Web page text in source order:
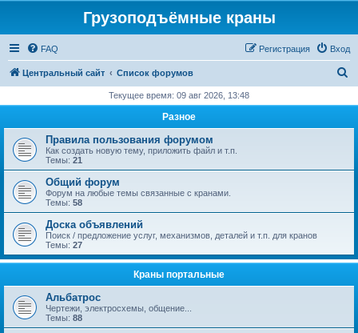
Грузоподъёмные краны
FAQ Вход
Регистрация
Центральный сайт Список форумов
с
Текущее время: 09 авг 2026, 13:48
Разное
Правила пользования форумом
Как создать новую тему, приложить файл и т.п.
Темы: 21
Общий форум
Форум на любые темы связанные с кранами.
Темы: 58
Доска объявлений
Поиск / предложение услуг, механизмов, деталей и т.п. для кранов
Темы: 27
Краны портальные
Альбатрос
Чертежи, электросхемы, общение...
Темы: 88